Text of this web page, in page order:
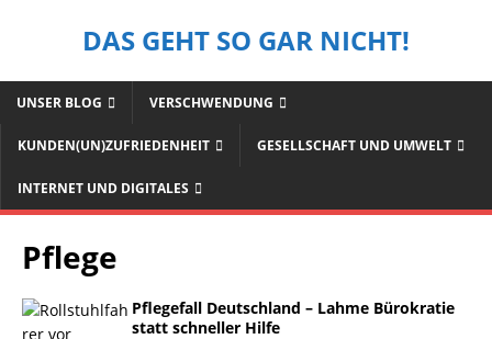
DAS GEHT SO GAR NICHT!
UNSER BLOG VERSCHWENDUNG
KUNDEN(UN)ZUFRIEDENHEIT GESELLSCHAFT UND UMWELT
INTERNET UND DIGITALES
Pflege
Pflegefall Deutschland – Lahme Bürokratie
statt schneller Hilfe